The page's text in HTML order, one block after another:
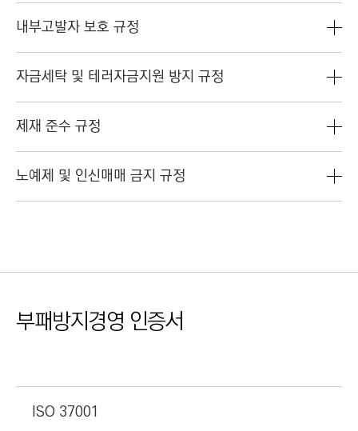
내부고발자 보호 규정
자금세탁 및 테러자금지원 방지 규정
제재 준수 규정
노예제 및 인신매매 금지 규정
부패방지경영 인증서
ISO 37001